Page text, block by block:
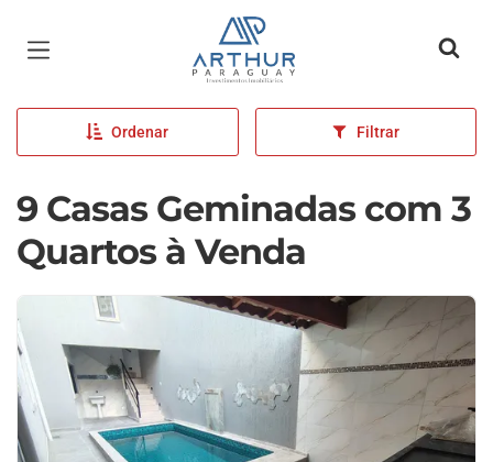
Página inicial
Ordenar Filtrar
9 Casas Geminadas com 3
Quartos à Venda